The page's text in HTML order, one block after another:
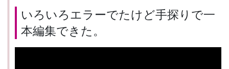
いろいろエラーでたけど手探りで一
本編集できた。